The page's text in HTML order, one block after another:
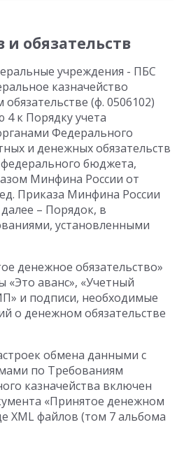
и обязательств
учреждения - ПБС
казначейство
(ф. 0506102)
к Порядку учета
Федерального
и денежных обязательств
федерального бюджета,
Минфина России от
Приказа Минфина России
– Порядок, в
установленными
денежное обязательство»
«Это аванс», «Учетный
и подписи, необходимые
о денежном обязательстве
обмена данными с
по Требованиям
казначейства включен
«Принятое денежном
XML файлов (том 7 альбома